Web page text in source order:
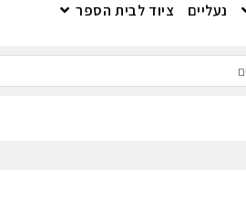
נעליים ציוד לבית הספר